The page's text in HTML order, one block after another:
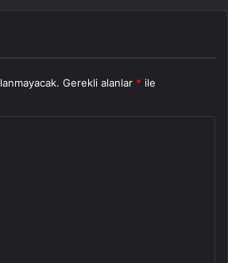
Gerekli alanlar * ile